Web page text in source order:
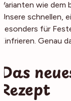
Varianten wie
Unsere schnellen,
besonders für
Einfrieren. Genau
Das
Rezept